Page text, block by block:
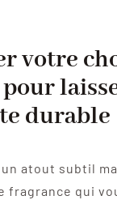
votre
durable
atout subtil
fragrance qui